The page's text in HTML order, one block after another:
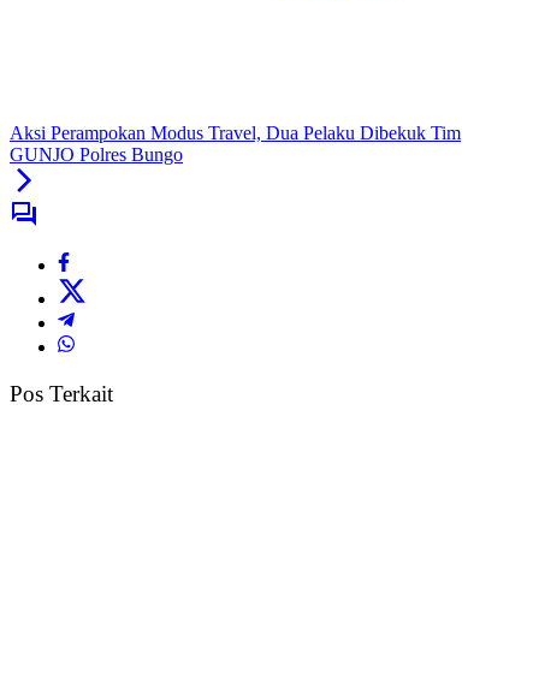
Aksi Perampokan Modus Travel, Dua Pelaku Dibekuk Tim
GUNJO Polres Bungo
Pos Terkait